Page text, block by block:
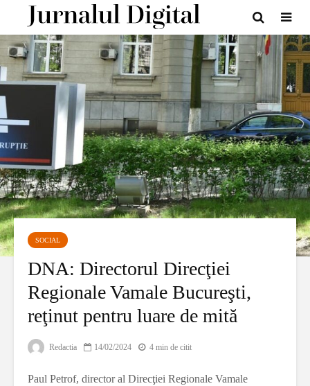
SOCIAL
DNA: Directorul Direcţiei
Regionale Vamale Bucureşti,
reţinut pentru luare de mită
Redactia 14/02/2024 4 min de citit
Paul Petrof, director al Direcţiei Regionale Vamale